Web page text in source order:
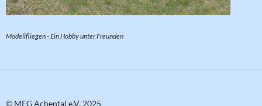
Modellfliegen - Ein Hobby unter Freunden
© MFG Achental e.V. 2025